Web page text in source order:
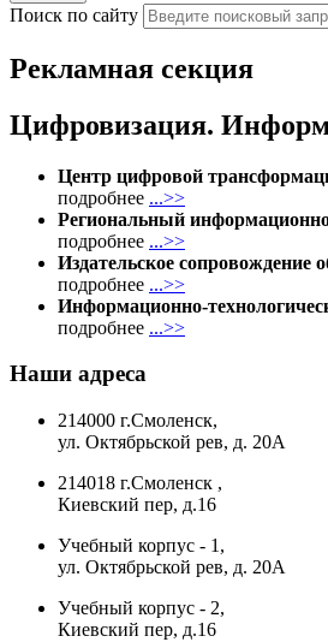
Поиск по сайту
Рекламная секция
Цифровизация.
Центр цифровой
подробнее ...>>
Региональный
подробнее ...>>
Издательское сопровождение
подробнее ...>>
Информационно-
подробнее ...>>
Наши адреса
214000 г.Смоленск,
ул. Октябрьской рев, д. 20А
214018 г.Смоленск ,
Киевский пер, д.16
Учебный корпус - 1 ,
ул. Октябрьской рев, д. 20А
Учебный корпус - 2,
Киевский пер, д.16